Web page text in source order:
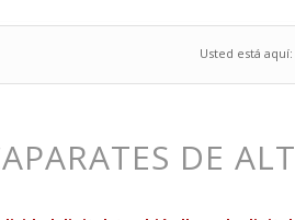
Usted está aquí:
DE